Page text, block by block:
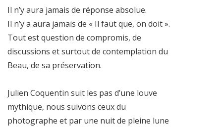
Il n’y aura jamais de réponse absolue.
Il n’y a aura jamais de « Il faut que, on doit ».
Tout est question de compromis, de
discussions et surtout de contemplation du
Beau, de sa préservation.
Julien Coquentin suit les pas d’une louve
mythique, nous suivons ceux du
photographe et par une nuit de pleine lune